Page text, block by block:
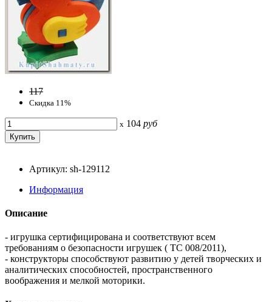
117
Скидка 11%
x 104 руб
Артикул: sh-129112
Информация
Описание
- игрушка сертифицирована и соответствуют всем
требованиям о безопасности игрушек ( TC 008/2011),
- конструкторы способствуют развитию у детей творческих и
аналитических способностей, пространственного
воображения и мелкой моторики.